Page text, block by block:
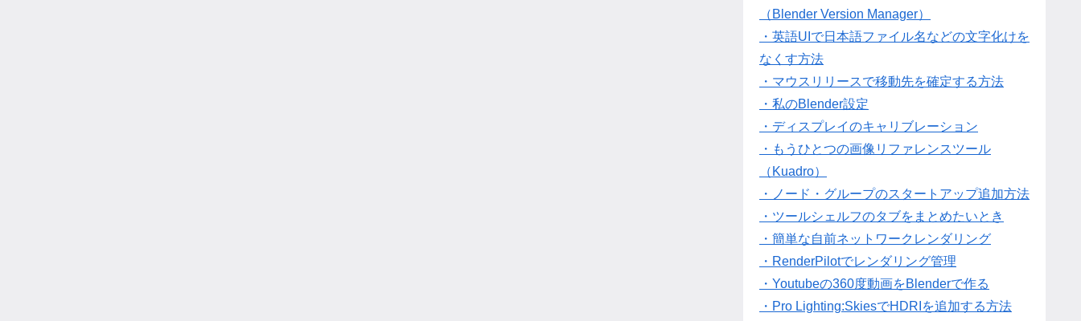
（Blender Version Manager）
・英語UIで日本語ファイル名などの文字化けを
なくす方法
・マウスリリースで移動先を確定する方法
・私のBlender設定
・ディスプレイのキャリブレーション
・もうひとつの画像リファレンスツール
（Kuadro）
・ノード・グループのスタートアップ追加方法
・ツールシェルフのタブをまとめたいとき
・簡単な自前ネットワークレンダリング
・RenderPilotでレンダリング管理
・Youtubeの360度動画をBlenderで作る
・Pro Lighting:SkiesでHDRIを追加する方法